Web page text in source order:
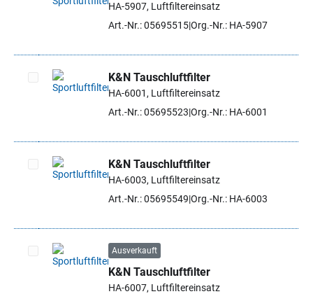
Artikel auswählen
HA-5907, Luftfiltereinsatz
Art.-Nr.: 05695515Org.-Nr.: HA-5907
Artikel auswählen
K&N Tauschluftfilter
HA-6001, Luftfiltereinsatz
Art.-Nr.: 05695523 Org.-Nr.: HA-6001
Artikel auswählen
K&N Tauschluftfilter
HA-6003, Luftfiltereinsatz
Art.-Nr.: 05695549 Org.-Nr.: HA-6003
Artikel auswählen
Ausverkauft
K&N Tauschluftfilter
HA-6007, Luftfiltereinsatz